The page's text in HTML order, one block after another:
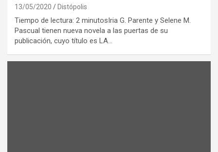
13/05/2020 Distópolis
Tiempo de lectura: 2 minutosIria G. Parente y Selene M.
Pascual tienen nueva novela a las puertas de su
publicación, cuyo título es LA…